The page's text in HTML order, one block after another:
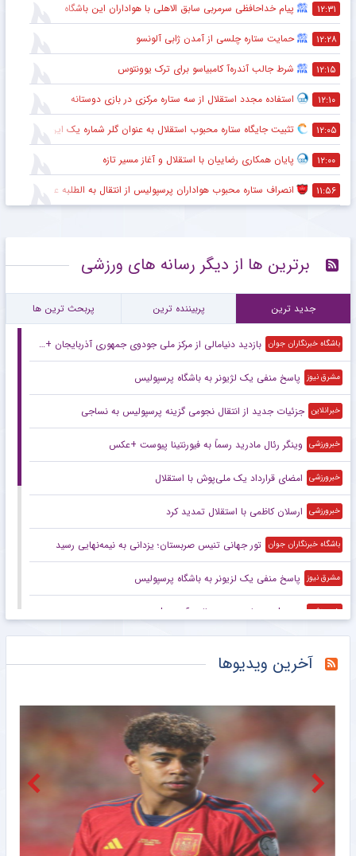
۱۲:۳۱ پیام خداحافظی سرمربی سابق الاهلی با هواداران این باشگاه
۱۲:۲۸ حمایت ستاره چلسی از آمدن ژابی آلونسو
۱۲:۱۵ شرط جالب آندره‌آ کامبیاسو برای ترک یوونتوس
۱۲:۱۰ استفاده مجدد استقلال از سه ستاره مرکزی در بازی دوستانه
۱۲:۰۵ تثبیت جایگاه ستاره محبوب استقلال به عنوان گلر شماره یک این تیم برای شروع لیگ
۱۲:۰۰ پایان همکاری رضاییان با استقلال و آغاز مسیر تازه
۱۱:۵۶ انصراف ستاره محبوب هواداران پرسپولیس از انتقال به الطلبه عراق
برترین ها از دیگر رسانه های ورزشی
جدید ترین پربیننده ترین پربحث ترین ها
باشگاه خبرنگاران جوان بازدید دنیامالی از مرکز ملی جودوی جمهوری آذربایجان + فیلم
مشرق نیوز پاسخ منفی یک لژیونر به باشگاه پرسپولیس
خبرانلاین جزئیات جدید از انتقال نجومی گزینه پرسپولیس به نساجی
خبرورزشی وینگر رئال مادرید رسماً به فیورنتینا پیوست +عکس
خبرورزشی امضای قرارداد یک ملی‌پوش با استقلال
خبرورزشی ارسلان کاظمی با استقلال تمدید کرد
باشگاه خبرنگاران جوان تور جهانی تنیس صربستان؛ یزدانی به نیمه‌نهایی رسید
مشرق نیوز پاسخ منفی یک لزیونر به باشگاه پرسپولیس
خبرورزشی ویدیو| پرسپولیس روی حالت آپدیت!
ویدیو| رونمایی غازی‌آنتپ از مهاجم جدیدش سردار دورسون
اسطوره‌های پرسپولیس و استقلال در خارج از ایران به هم رسیدند +عکس
خبرورزشی اتفاق تلخ برای خرید جدید نساجی؛ فصل از دست رفت؟
تلاش پزشکان استقلال برای رساندن چشمی به هفته اول لیگ برتر
آخرین ویدیوها